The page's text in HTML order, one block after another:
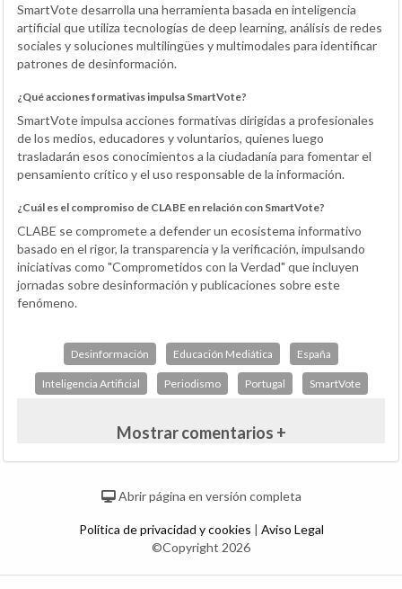
SmartVote desarrolla una herramienta basada en inteligencia
artificial que utiliza tecnologías de deep learning, análisis de redes
sociales y soluciones multilingües y multimodales para identificar
patrones de desinformación.
¿Qué acciones formativas impulsa SmartVote?
SmartVote impulsa acciones formativas dirigidas a profesionales
de los medios, educadores y voluntarios, quienes luego
trasladarán esos conocimientos a la ciudadanía para fomentar el
pensamiento crítico y el uso responsable de la información.
¿Cuál es el compromiso de CLABE en relación con SmartVote?
CLABE se compromete a defender un ecosistema informativo
basado en el rigor, la transparencia y la verificación, impulsando
iniciativas como "Comprometidos con la Verdad" que incluyen
jornadas sobre desinformación y publicaciones sobre este
fenómeno.
Desinformación Educación Mediática España
Inteligencia Artificial Periodismo Portugal SmartVote
Mostrar comentarios +
Abrir página en versión completa
Política de privacidad y cookies | Aviso Legal
©Copyright 2026